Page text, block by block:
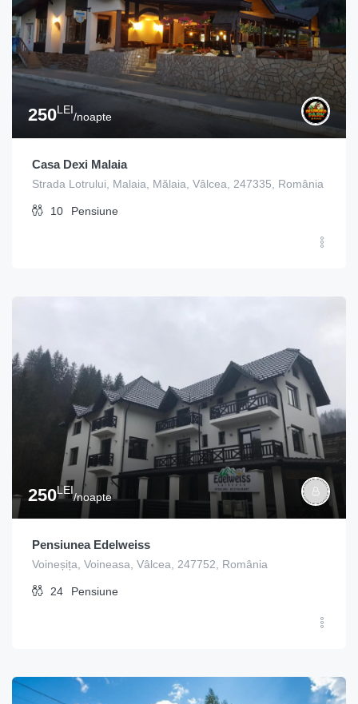
250LEI
/noapte
Casa Dexi Malaia
Strada Lotrului, Malaia, Mălaia, Vâlcea, 247335, România
10 Pensiune
250LEI
/noapte
Pensiunea Edelweiss
Voineșița, Voineasa, Vâlcea, 247752, România
24 Pensiune